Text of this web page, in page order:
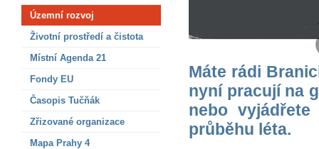
Územní rozvoj
Životní prostředí a čistota
Místní Agenda 21
Fondy EU
Časopis Tučňák
Zřizované organizace
Mapa Prahy 4
Máte rádi
nyní pracují na
nebo
průběhu léta.